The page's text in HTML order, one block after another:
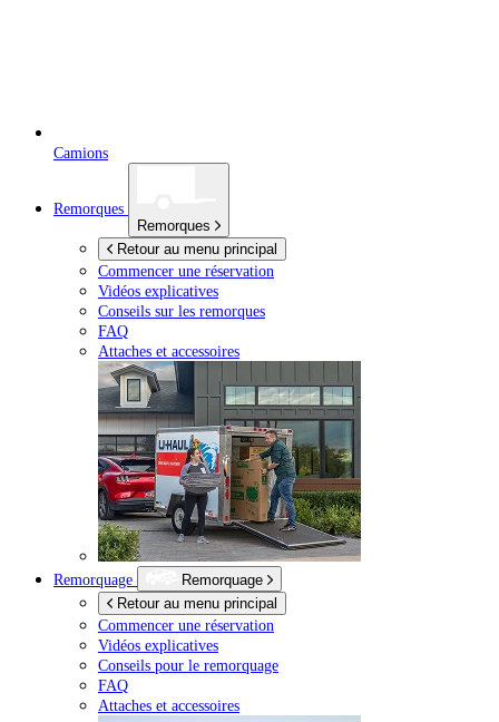
Camions
Remorques
Remorques
Retour au menu principal
Commencer une réservation
Vidéos explicatives
Conseils sur les remorques
FAQ
Attaches et accessoires
Remorquage
Remorquage
Retour au menu principal
Commencer une réservation
Vidéos explicatives
Conseils pour le remorquage
FAQ
Attaches et accessoires